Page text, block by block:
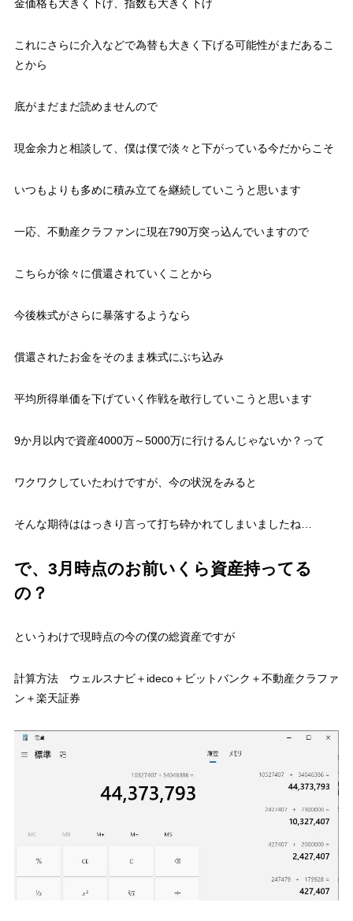
金価格も大きく下げ、指数も大きく下げ
これにさらに介入などで為替も大きく下げる可能性がまだあるこ
とから
底がまだまだ読めませんので
現金余力と相談して、僕は僕で淡々と下がっている今だからこそ
いつもよりも多めに積み立てを継続していこうと思います
一応、不動産クラファンに現在790万突っ込んでいますので
こちらが徐々に償還されていくことから
今後株式がさらに暴落するようなら
償還されたお金をそのまま株式にぶち込み
平均所得単価を下げていく作戦を敢行していこうと思います
9か月以内で資産4000万～5000万に行けるんじゃないか？って
ワクワクしていたわけですが、今の状況をみると
そんな期待ははっきり言って打ち砕かれてしまいましたね…
で、3月時点のお前いくら資産持ってる
の？
というわけで現時点の今の僕の総資産ですが
計算方法 ウェルスナビ＋ideco＋ビットバンク＋不動産クラファ
ン＋楽天証券